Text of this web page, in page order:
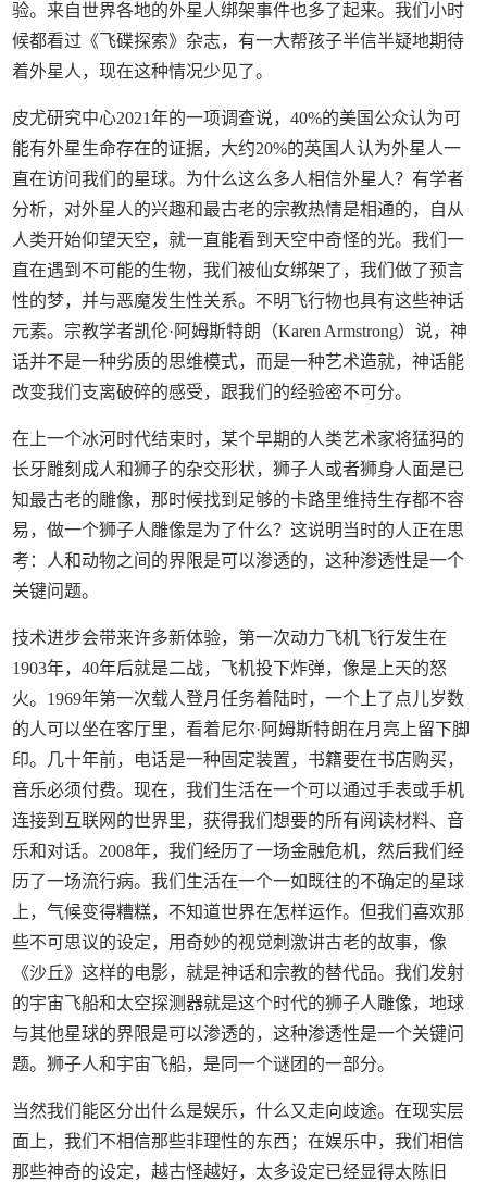
验。来自世界各地的外星人绑架事件也多了起来。我们小时
候都看过《飞碟探索》杂志，有一大帮孩子半信半疑地期待
着外星人，现在这种情况少见了。
皮尤研究中心2021年的一项调查说，40%的美国公众认为可
能有外星生命存在的证据，大约20%的英国人认为外星人一
直在访问我们的星球。为什么这么多人相信外星人？有学者
分析，对外星人的兴趣和最古老的宗教热情是相通的，自从
人类开始仰望天空，就一直能看到天空中奇怪的光。我们一
直在遇到不可能的生物，我们被仙女绑架了，我们做了预言
性的梦，并与恶魔发生性关系。不明飞行物也具有这些神话
元素。宗教学者凯伦·阿姆斯特朗（Karen Armstrong）说，神
话并不是一种劣质的思维模式，而是一种艺术造就，神话能
改变我们支离破碎的感受，跟我们的经验密不可分。
在上一个冰河时代结束时，某个早期的人类艺术家将猛犸的
长牙雕刻成人和狮子的杂交形状，狮子人或者狮身人面是已
知最古老的雕像，那时候找到足够的卡路里维持生存都不容
易，做一个狮子人雕像是为了什么？这说明当时的人正在思
考：人和动物之间的界限是可以渗透的，这种渗透性是一个
关键问题。
技术进步会带来许多新体验，第一次动力飞机飞行发生在
1903年，40年后就是二战，飞机投下炸弹，像是上天的怒
火。1969年第一次载人登月任务着陆时，一个上了点儿岁数
的人可以坐在客厅里，看着尼尔·阿姆斯特朗在月亮上留下脚
印。几十年前，电话是一种固定装置，书籍要在书店购买，
音乐必须付费。现在，我们生活在一个可以通过手表或手机
连接到互联网的世界里，获得我们想要的所有阅读材料、音
乐和对话。2008年，我们经历了一场金融危机，然后我们经
历了一场流行病。我们生活在一个一如既往的不确定的星球
上，气候变得糟糕，不知道世界在怎样运作。但我们喜欢那
些不可思议的设定，用奇妙的视觉刺激讲古老的故事，像
《沙丘》这样的电影，就是神话和宗教的替代品。我们发射
的宇宙飞船和太空探测器就是这个时代的狮子人雕像，地球
与其他星球的界限是可以渗透的，这种渗透性是一个关键问
题。狮子人和宇宙飞船，是同一个谜团的一部分。
当然我们能区分出什么是娱乐，什么又走向歧途。在现实层
面上，我们不相信那些非理性的东西；在娱乐中，我们相信
那些神奇的设定，越古怪越好，太多设定已经显得太陈旧